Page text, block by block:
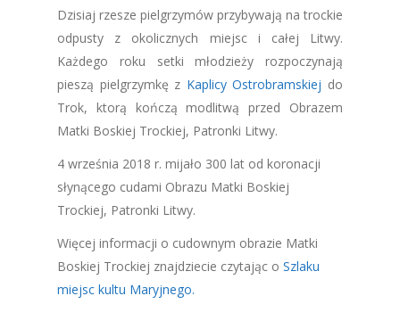
Dzisiaj rzesze pielgrzymów przybywają na trockie
odpusty z okolicznych miejsc i całej Litwy.
Każdego roku setki młodzieży rozpoczynają
pieszą pielgrzymkę z Kaplicy Ostrobramskiej do
Trok, ktorą kończą modlitwą przed Obrazem
Matki Boskiej Trockiej, Patronki Litwy.
4 września 2018 r. mijało 300 lat od koronacji
słynącego cudami Obrazu Matki Boskiej
Trockiej, Patronki Litwy.
Więcej informacji o cudownym obrazie Matki
Boskiej Trockiej znajdziecie czytając o Szlaku
miejsc kultu Maryjnego.